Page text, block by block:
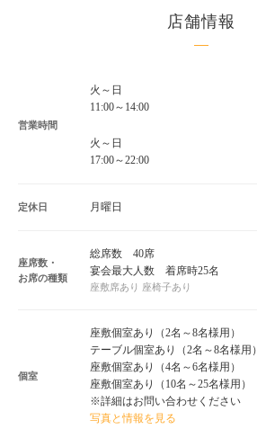
店舗情報
営業時間
火～日
11:00～14:00
火～日
17:00～22:00
定休日 月曜日
座席数・
お席の種類
総席数 40席
宴会最大人数 着席時25名
座敷席あり 座椅子あり
個室
座敷個室あり（2名～8名様用）
テーブル個室あり（2名～8名様用）
座敷個室あり（4名～6名様用）
座敷個室あり（10名～25名様用）
※詳細はお問い合わせください
写真と情報を見る